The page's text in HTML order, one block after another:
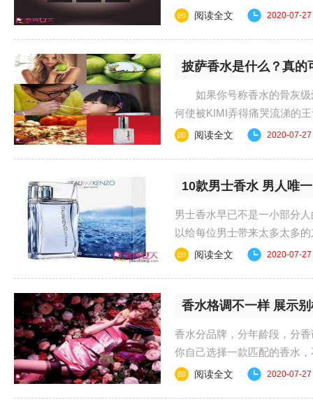
#zenwen p{padding:5...
阅读全文 2020-07-27
披萨香水是什么？真的
如果你号称香水的骨灰级
何使被KIMI弄得痛哭流涕的
玩的香水就在这里，萌娃都流
阅读全文 2020-07-27
10款男士香水 男人唯
男士香水早已不是一小部分
以给每位男士带来太多太多
都有属于它自己的时......
阅读全文 2020-07-27
香水格调不一样 展示
香水分品牌，分年龄段，分
你自己选择一款匹配的香水
30px} ...阅读全文 2020-07-27